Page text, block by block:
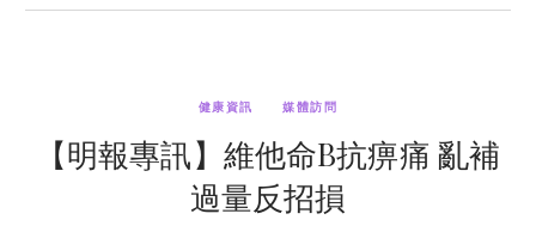
健康資訊 媒體訪問
【明報專訊】維他命B抗痹痛 亂補
過量反招損